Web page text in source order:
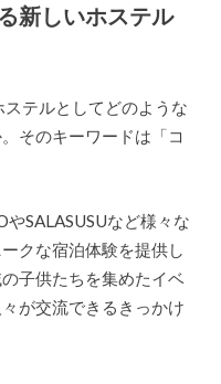
新しいホステル
テルとしてどのような
そのキーワードは「コ
SALASUSUなど様々な
クな宿泊体験を提供し
子供たちを集めたイベ
が交流できるきっかけ